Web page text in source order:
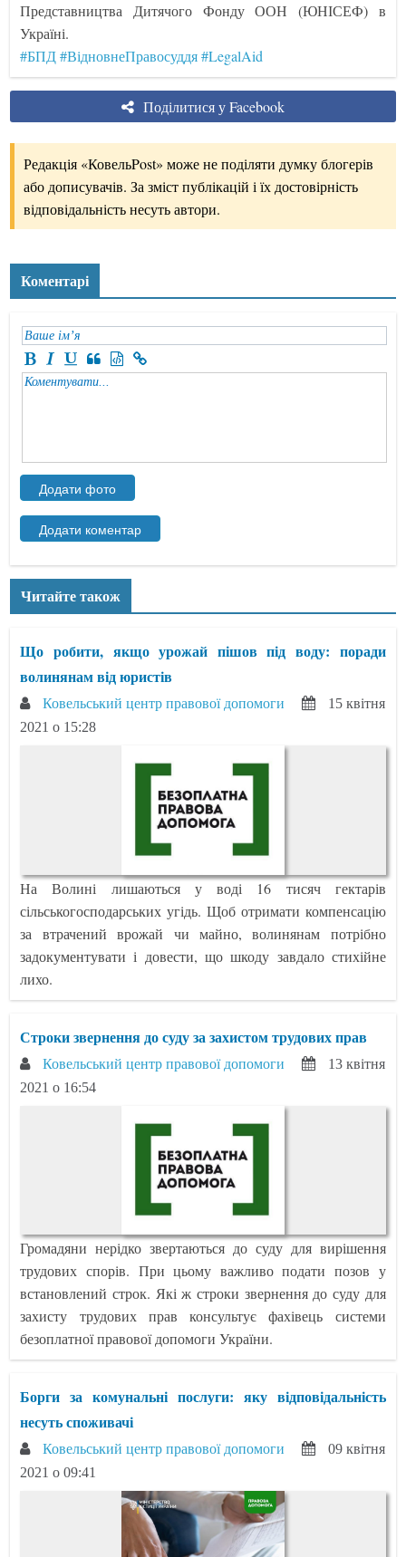
Представництва Дитячого Фонду ООН (ЮНІСЕФ) в
Україні.
#БПД #ВідновнеПравосуддя #LegalAid
Поділитися у Facebook
Редакція «КовельPost» може не поділяти думку блогерів
або дописувачів. За зміст публікацій і їх достовірність
відповідальність несуть автори.
Коментарі
Читайте також
Що робити, якщо урожай пішов під воду: поради
волинянам від юристів
Ковельський центр правової допомоги
15 квітня
2021 о 15:28
На Волині лишаються у воді 16 тисяч гектарів
сільськогосподарських угідь. Щоб отримати компенсацію
за втрачений врожай чи майно, волинянам потрібно
задокументувати і довести, що шкоду завдало стихійне
лихо.
Строки звернення до суду за захистом трудових прав
Ковельський центр правової допомоги
13 квітня
2021 о 16:54
Громадяни нерідко звертаються до суду для вирішення
трудових спорів. При цьому важливо подати позов у
встановлений строк. Які ж строки звернення до суду для
захисту трудових прав консультує фахівець системи
безоплатної правової допомоги України.
Борги за комунальні послуги: яку відповідальність
несуть споживачі
Ковельський центр правової допомоги
09 квітня
2021 о 09:41